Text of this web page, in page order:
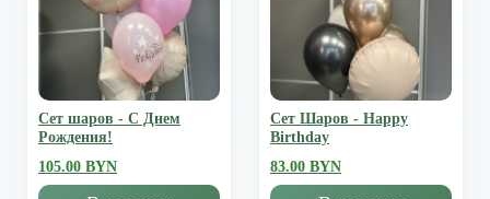
Сет шаров - С Днем
Рождения!
105.00 BYN
Сет Шаров - Happy
Birthday
83.00 BYN